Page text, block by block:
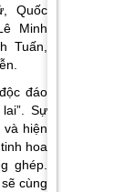
Quốc
Minh
Tuấn,
đáo
Sự
hiện
hoa
ghép.
cùng